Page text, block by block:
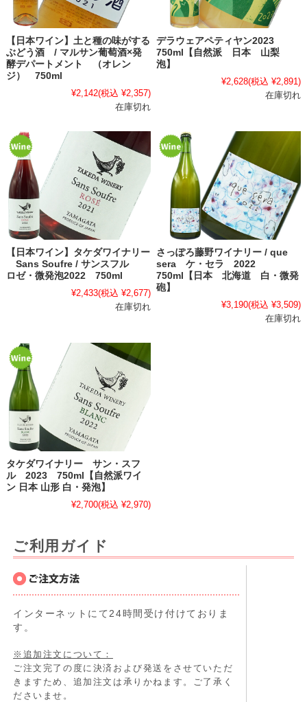
【日本ワイン】土と種の味がする
ぶどう酒 / マルサン葡萄酒×発
酵デパートメント （オレン
ジ） 750ml
¥2,142(税込 ¥2,357)
在庫切れ
デラウェアペティヤン2023
750ml【自然派 日本 山梨
泡】
¥2,628(税込 ¥2,891)
在庫切れ
【日本ワイン】タケダワイナリー
Sans Soufre / サンスフル
ロゼ・微発泡2022 750ml
¥2,433(税込 ¥2,677)
在庫切れ
さっぽろ藤野ワイナリー / que
sera ケ・セラ 2022
750ml【日本 北海道 白・微発
砲】
¥3,190(税込 ¥3,509)
在庫切れ
タケダワイナリー サン・スフ
ル 2023 750ml【自然派ワイ
ン 日本 山形 白・発泡】
¥2,700(税込 ¥2,970)
ご利用ガイド
インターネットにて24時間受け付けておりま
す。
※追加注文について：
ご注文完了の度に決済および発送をさせていただ
きますため、追加注文は承りかねます。ご了承く
ださいませ。